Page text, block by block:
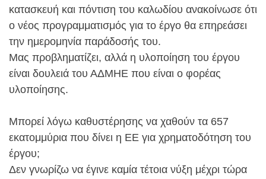
κατασκευή και πόντιση του καλωδίου ανακοίνωσε ότι
ο νέος προγραμματισμός για το έργο θα επηρεάσει
την ημερομηνία παράδοσής του.
Μας προβληματίζει, αλλά η υλοποίηση του έργου
είναι δουλειά του ΑΔΜΗΕ που είναι ο φορέας
υλοποίησης.
Μπορεί λόγω καθυστέρησης να χαθούν τα 657
εκατομμύρια που δίνει η ΕΕ για χρηματοδότηση του
έργου;
Δεν γνωρίζω να έγινε καμία τέτοια νύξη μέχρι τώρα